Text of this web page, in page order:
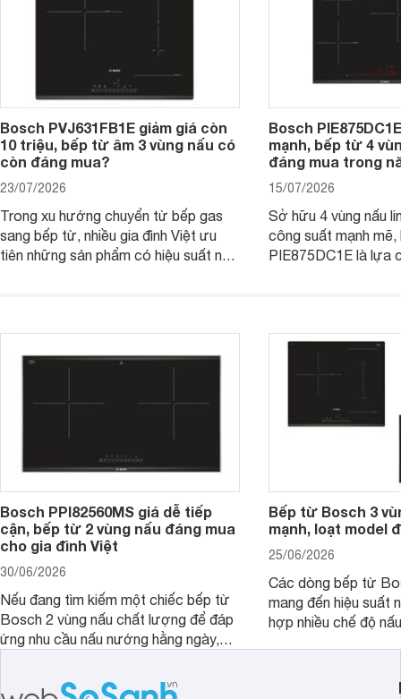
Bosch PVJ631FB1E giảm giá còn
10 triệu, bếp từ âm 3 vùng nấu có
còn đáng mua?
23/07/2026
Trong xu hướng chuyển từ bếp gas
sang bếp từ, nhiều gia đình Việt ưu
tiên những sản phẩm có hiệu suất nấu
mẫu bếp đáp ứng tốt các tiêu chí này.
Bosch
mạnh, bếp từ 4
đáng mua trong
15/07/2026
Sở hữu 4 vùng nấu
công suất mạnh
PIE875DC1E là lựa
Bosch PPI82560MS giá dễ tiếp
cận, bếp từ 2 vùng nấu đáng mua
cho gia đình Việt
30/06/2026
Nếu đang tìm kiếm một chiếc bếp từ
Bosch 2 vùng nấu chất lượng để đáp
ứng nhu cầu nấu nướng hằng ngày,
chọn đáng cân nhắc.
Bếp từ Bosch 3
mạnh, loạt model
25/06/2026
Các dòng bếp từ
mang đến hiệu suất
hợp nhiều chế độ
vùng nấu đáng mua